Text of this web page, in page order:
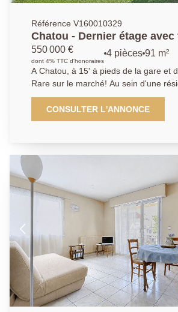
mensuel, le rapport locatif brut est
Référence V160010329
Chatou - Dernier étage avec
550 000 €
dont 4% TTC d'honoraires
4 pièces 91 m²
A Chatou, à 15' à pieds de la gare et
Rare sur le marché! Au sein d'une résidence fermée
et sécurisée, L'Agence Principale vous
dernier étage avec ascenseur, cet
pièces offrant une belle terrasse de
ainsi que deux chambres, de 22 m² et 11
espace bureau vous permettra de
chez vous. L'appartement offre de beaux volumes et
une superbe luminosité. Une cave, une place de
parking privative et un box complètent
CONSULTER L'ANNONCE